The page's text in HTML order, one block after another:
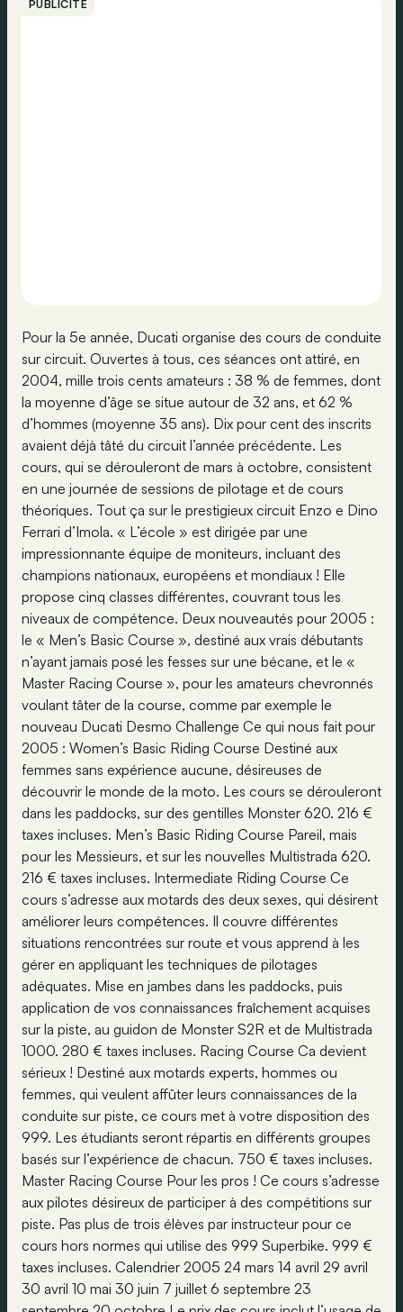
PUBLICITÉ
Pour la 5e année, Ducati organise des cours de conduite
sur circuit. Ouvertes à tous, ces séances ont attiré, en
2004, mille trois cents amateurs : 38 % de femmes, dont
la moyenne d’âge se situe autour de 32 ans, et 62 %
d’hommes (moyenne 35 ans). Dix pour cent des inscrits
avaient déjà tâté du circuit l’année précédente. Les
cours, qui se dérouleront de mars à octobre, consistent
en une journée de sessions de pilotage et de cours
théoriques. Tout ça sur le prestigieux circuit Enzo e Dino
Ferrari d’Imola. « L’école » est dirigée par une
impressionnante équipe de moniteurs, incluant des
champions nationaux, européens et mondiaux ! Elle
propose cinq classes différentes, couvrant tous les
niveaux de compétence. Deux nouveautés pour 2005 :
le « Men’s Basic Course », destiné aux vrais débutants
n’ayant jamais posé les fesses sur une bécane, et le «
Master Racing Course », pour les amateurs chevronnés
voulant tâter de la course, comme par exemple le
nouveau Ducati Desmo Challenge Ce qui nous fait pour
2005 : Women’s Basic Riding Course Destiné aux
femmes sans expérience aucune, désireuses de
découvrir le monde de la moto. Les cours se dérouleront
dans les paddocks, sur des gentilles Monster 620. 216 €
taxes incluses. Men’s Basic Riding Course Pareil, mais
pour les Messieurs, et sur les nouvelles Multistrada 620.
216 € taxes incluses. Intermediate Riding Course Ce
cours s’adresse aux motards des deux sexes, qui désirent
améliorer leurs compétences. Il couvre différentes
situations rencontrées sur route et vous apprend à les
gérer en appliquant les techniques de pilotages
adéquates. Mise en jambes dans les paddocks, puis
application de vos connaissances fraîchement acquises
sur la piste, au guidon de Monster S2R et de Multistrada
1000. 280 € taxes incluses. Racing Course Ca devient
sérieux ! Destiné aux motards experts, hommes ou
femmes, qui veulent affûter leurs connaissances de la
conduite sur piste, ce cours met à votre disposition des
999. Les étudiants seront répartis en différents groupes
basés sur l’expérience de chacun. 750 € taxes incluses.
Master Racing Course Pour les pros ! Ce cours s’adresse
aux pilotes désireux de participer à des compétitions sur
piste. Pas plus de trois élèves par instructeur pour ce
cours hors normes qui utilise des 999 Superbike. 999 €
taxes incluses. Calendrier 2005 24 mars 14 avril 29 avril
30 avril 10 mai 30 juin 7 juillet 6 septembre 23